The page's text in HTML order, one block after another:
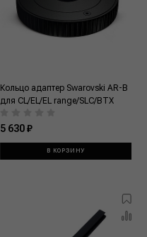
Кольцо адаптер Swarovski AR-B
для CL/EL/EL range/SLC/BTX
5 630 ₽
В КОРЗИНУ